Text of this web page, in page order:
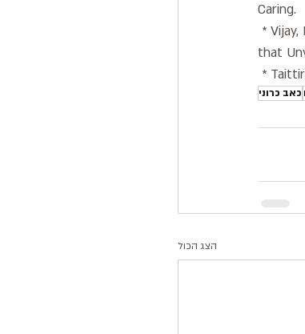
Caring.
*
that
כאב כרוני
הצג הכול